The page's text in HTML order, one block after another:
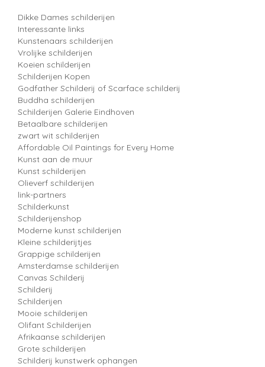
Dikke Dames schilderijen
Interessante links
Kunstenaars schilderijen
Vrolijke schilderijen
Koeien schilderijen
Schilderijen Kopen
Godfather Schilderij of Scarface schilderij
Buddha schilderijen
Schilderijen Galerie Eindhoven
Betaalbare schilderijen
zwart wit schilderijen
Affordable Oil Paintings for Every Home
Kunst aan de muur
Kunst schilderijen
Olieverf schilderijen
link-partners
Schilderkunst
Schilderijenshop
Moderne kunst schilderijen
Kleine schilderijtjes
Grappige schilderijen
Amsterdamse schilderijen
Canvas Schilderij
Schilderij
Schilderijen
Mooie schilderijen
Olifant Schilderijen
Afrikaanse schilderijen
Grote schilderijen
Schilderij kunstwerk ophangen